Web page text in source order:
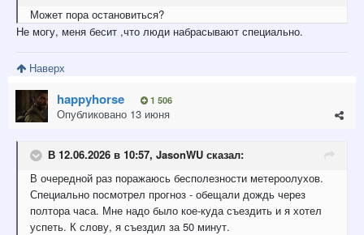
Может пора остановиться?
Не могу, меня бесит ,что люди набрасывают специально.
Наверх
happyhorse 1 506
Опубликовано 13 июня
В 12.06.2026 в 10:57, JasonWU сказал:
В очередной раз поражаюсь бесполезности метероолухов.
Специально посмотрел прогноз - обещали дождь через
полтора часа. Мне надо было кое-куда съездить и я хотел
успеть. К слову, я съездил за 50 минут.